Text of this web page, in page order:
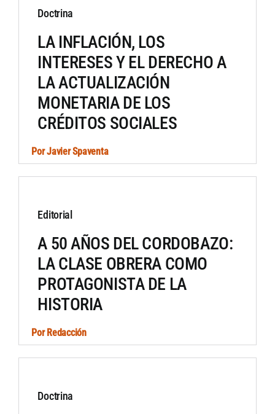
Artículos por sección
Doctrina
LA INFLACIÓN, LOS
INTERESES Y EL DERECHO A
LA ACTUALIZACIÓN
MONETARIA DE LOS
CRÉDITOS SOCIALES
PorJavier Spaventa
Editorial
A 50 AÑOS DEL CORDOBAZO:
LA CLASE OBRERA COMO
PROTAGONISTA DE LA
HISTORIA
Por Redacción
Doctrina